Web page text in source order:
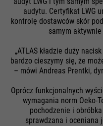
Nazwa
Dostawca
Żywotność
1
Cel
cookie
czy
sesji /
Nazwa
__utmz
Dostawca
Żywotność
1
Nazwa
HSID
Dostawca
Google
audytu. Certyfikat LWG
kontrolę dostawców skór
samym
„ATLAS kładzie duży
bardzo cieszymy się, że
– mówi Andreas Prentki,
Oprócz funkcjonalnych
wymagania norm Oeko-
pochodzenie i
sprawdzana i oceniana